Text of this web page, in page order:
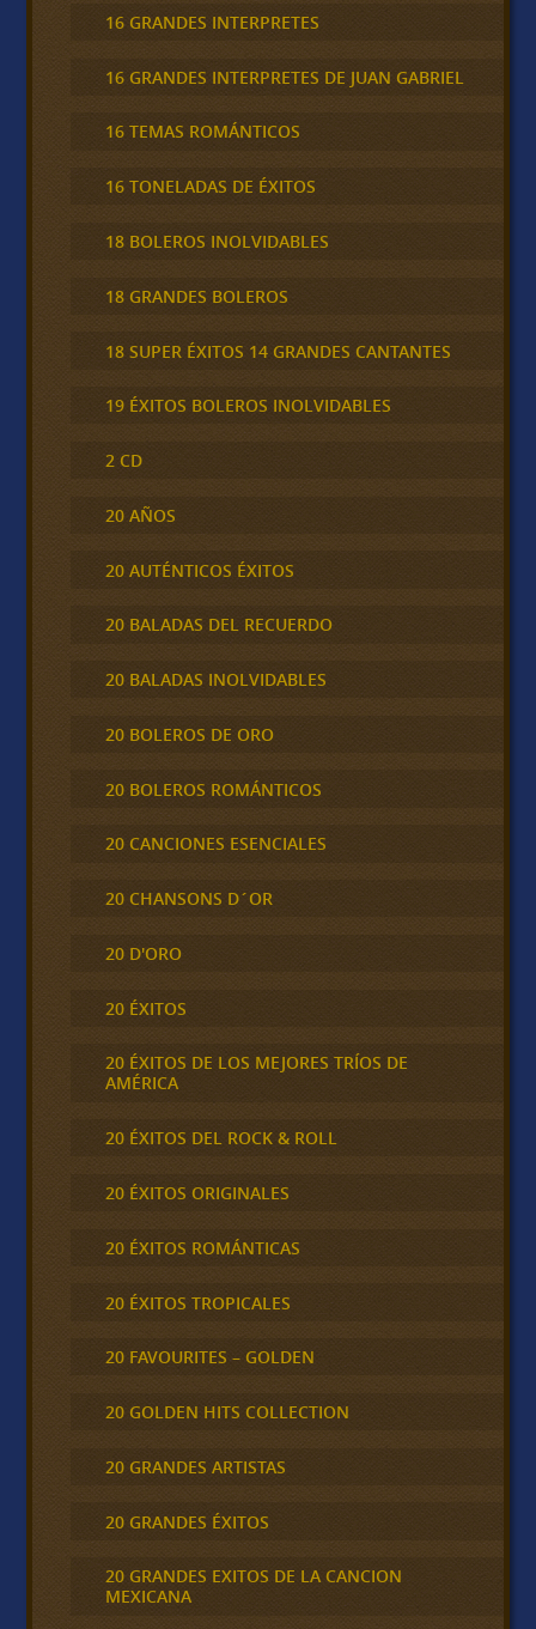
16 GRANDES INTERPRETES
16 GRANDES INTERPRETES DE JUAN GABRIEL
16 TEMAS ROMÁNTICOS
16 TONELADAS DE ÉXITOS
18 BOLEROS INOLVIDABLES
18 GRANDES BOLEROS
18 SUPER ÉXITOS 14 GRANDES CANTANTES
19 ÉXITOS BOLEROS INOLVIDABLES
2 CD
20 AÑOS
20 AUTÉNTICOS ÉXITOS
20 BALADAS DEL RECUERDO
20 BALADAS INOLVIDABLES
20 BOLEROS DE ORO
20 BOLEROS ROMÁNTICOS
20 CANCIONES ESENCIALES
20 CHANSONS D´OR
20 D'ORO
20 ÉXITOS
20 ÉXITOS DE LOS MEJORES TRÍOS DE
AMÉRICA
20 ÉXITOS DEL ROCK & ROLL
20 ÉXITOS ORIGINALES
20 ÉXITOS ROMÁNTICAS
20 ÉXITOS TROPICALES
20 FAVOURITES – GOLDEN
20 GOLDEN HITS COLLECTION
20 GRANDES ARTISTAS
20 GRANDES ÉXITOS
20 GRANDES EXITOS DE LA CANCION
MEXICANA